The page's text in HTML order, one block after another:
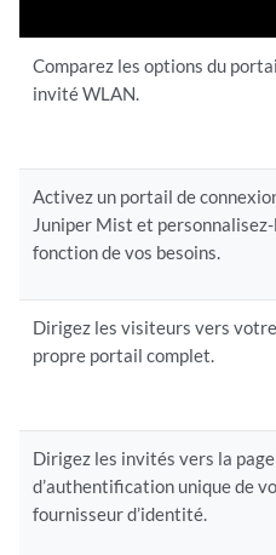
Comparez les options du
invité WLAN.
Activez un portail de
Juniper Mist et
fonction de vos besoins.
Dirigez les visiteurs vers votre
propre portail complet.
Dirigez les invités vers la page
d’authentification unique de
fournisseur d’identité.